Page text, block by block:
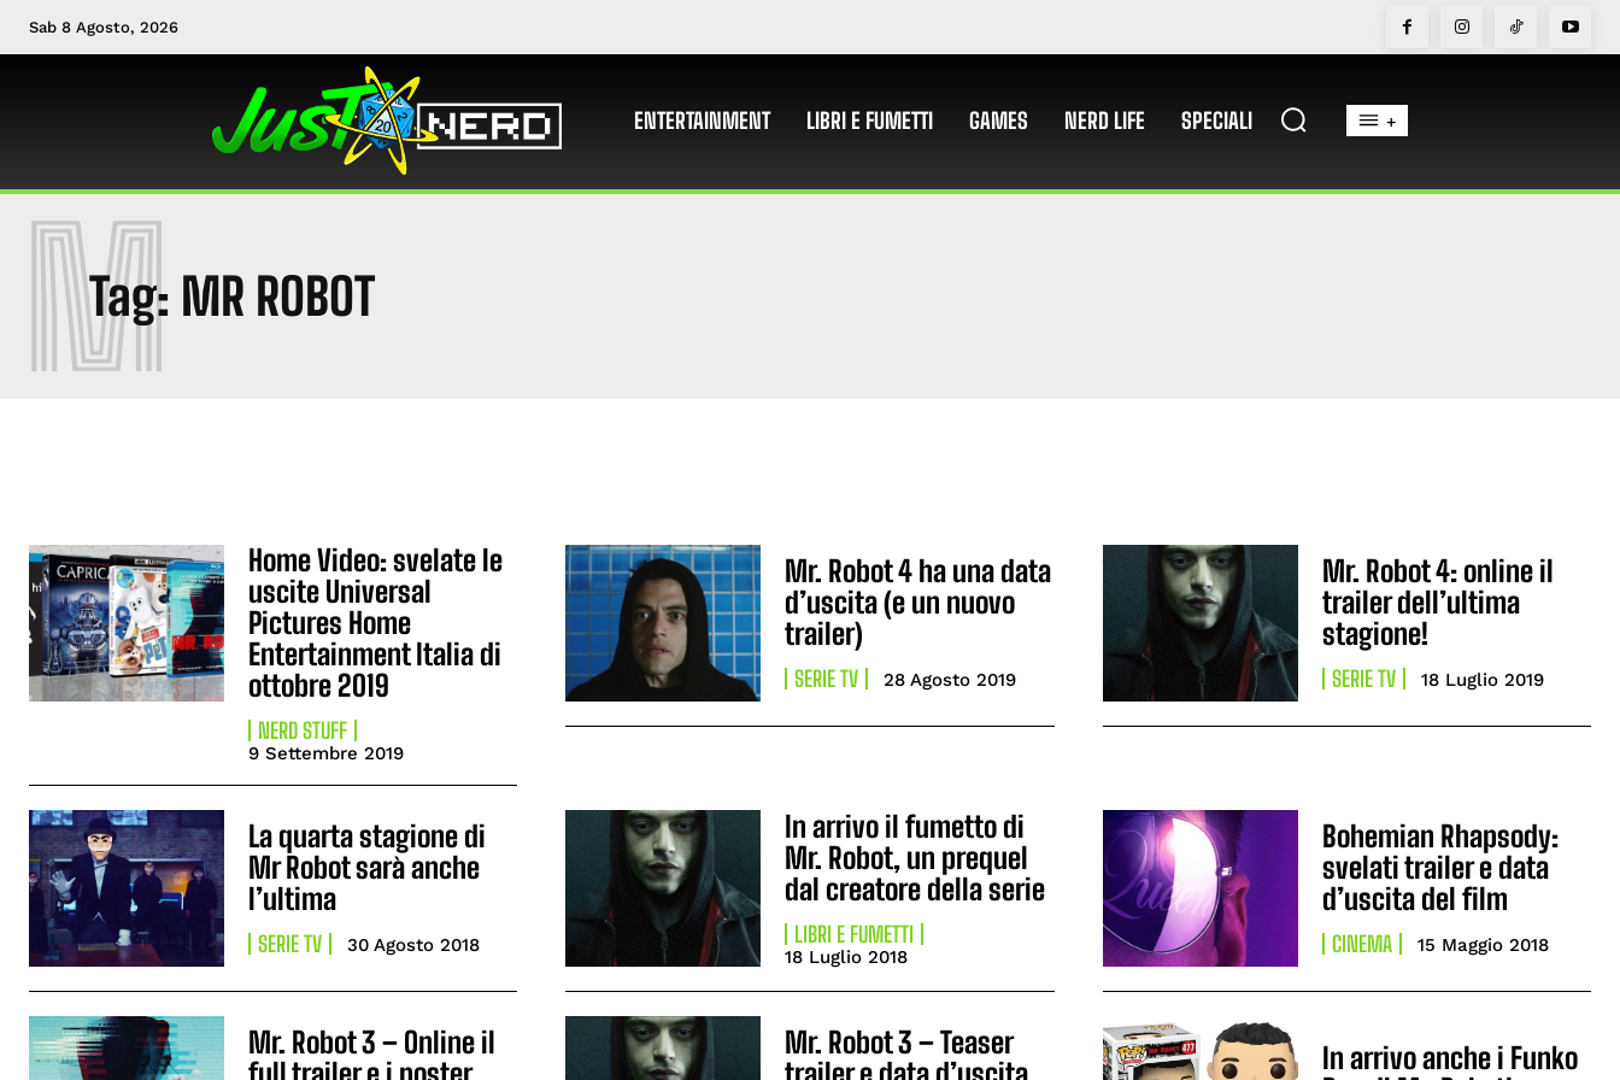
Sab 8 Agosto, 2026
ENTERTAINMENT LIBRI E FUMETTI GAMES NERD LIFE SPECIALI +
Tag: MR ROBOT
M
Home Video: svelate le
uscite Universal
Pictures Home
Entertainment Italia di
ottobre 2019
NERD STUFF
9 Settembre 2019
Mr. Robot 4 ha una data
d’uscita (e un nuovo
trailer)
SERIE TV 28 Agosto 2019
Mr. Robot 4: online il
trailer dell’ultima
stagione!
SERIE TV 18 Luglio 2019
La quarta stagione di
Mr Robot sarà anche
l’ultima
SERIE TV 30 Agosto 2018
In arrivo il fumetto di
Mr. Robot, un prequel
dal creatore della serie
LIBRI E FUMETTI
18 Luglio 2018
Bohemian Rhapsody:
svelati trailer e data
d’uscita del film
CINEMA 15 Maggio 2018
Mr. Robot 3 – Online il
Mr. Robot 3 – Teaser
In arrivo anche i Funko